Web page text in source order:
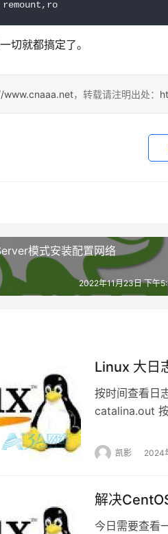
切就都搞定了。
www.cnaaa.net，转载请注明出处：
模式安装配置网络
2022年11月23日 下午
Linux 大日
按时间查看日
catalina.out
割，文件大小
凯影 2024
解决
今日需要查看